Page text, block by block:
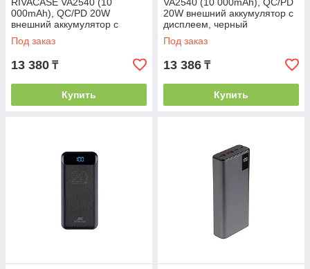
000mAh), QC/PD 20W
внешний аккумулятор с
дисплеем, белый 12/48
Под заказ
13 380 ₸
Купить
20W внешний аккумулятор с
дисплеем, черный
Под заказ
13 386 ₸
Купить